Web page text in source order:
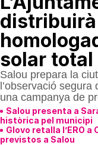
solar total
Salou prepara la
l’observació segura
una campanya de
Salou presenta a
històrica pel municipi
Glovo retalla l’ERO
previstos a Salou